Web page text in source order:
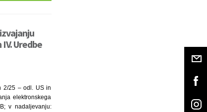
Uredbe
2/25 – odl. US in
elektronskega
v nadaljevanju: